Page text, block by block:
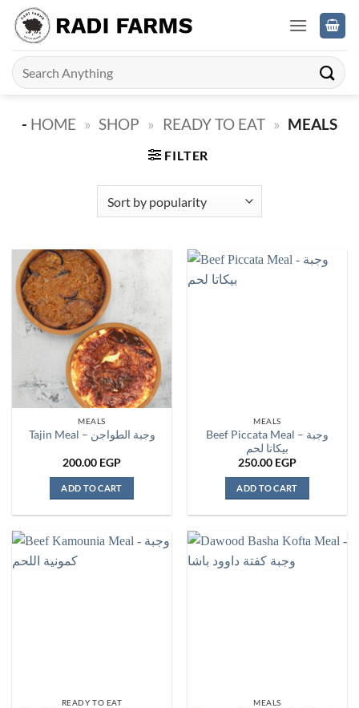
Skip
content
Search
for:
- HOME » SHOP » READY TO EAT » MEALS
FILTER
MEALS
Tajin Meal – وجبة الطواجن
200.00 EGP
ADD TO CART
MEALS
Beef Piccata Meal – وجبة
بيكاتا لحم
250.00 EGP
ADD TO CART
READY TO EAT MEALS